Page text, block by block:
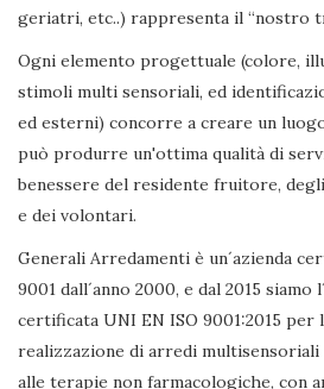
geriatri, etc..) rappresenta il “nostro
Ogni elemento progettuale (colore,
stimoli multi sensoriali, ed
ed esterni) concorre a creare un
può produrre un'ottima qualità di
benessere del residente fruitore,
e dei volontari.
Generali Arredamenti è un´azienda
9001 dall´anno 2000, e dal 2015 siamo
certificata UNI EN ISO 9001:2015
realizzazione di arredi multisensoriali
alle terapie non farmacologiche, con